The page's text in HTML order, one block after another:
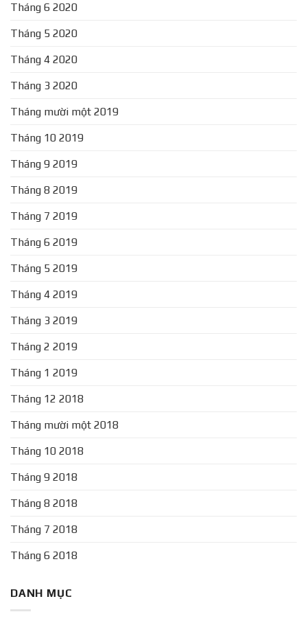
Tháng 6 2020
Tháng 5 2020
Tháng 4 2020
Tháng 3 2020
Tháng mười một 2019
Tháng 10 2019
Tháng 9 2019
Tháng 8 2019
Tháng 7 2019
Tháng 6 2019
Tháng 5 2019
Tháng 4 2019
Tháng 3 2019
Tháng 2 2019
Tháng 1 2019
Tháng 12 2018
Tháng mười một 2018
Tháng 10 2018
Tháng 9 2018
Tháng 8 2018
Tháng 7 2018
Tháng 6 2018
DANH MỤC